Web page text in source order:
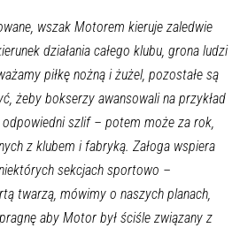
wszak Motorem kieruje zaledwie
działania całego klubu, grona ludzi
piłkę nożną i żużel, pozostałe są
żeby bokserzy awansowali na przykład
szlif – potem może za rok,
z klubem i fabryką. Załoga wspiera
sekcjach sportowo –
twarzą, mówimy o naszych planach,
aby Motor był ściśle związany z